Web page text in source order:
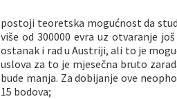
postoji teoretska mogućnost da
više od 300000 evra uz otvaranje
ostanak i rad u Austriji, ali to je
uslova za to je mjesečna bruto
bude manja. Za dobijanje ove
15 bodova;